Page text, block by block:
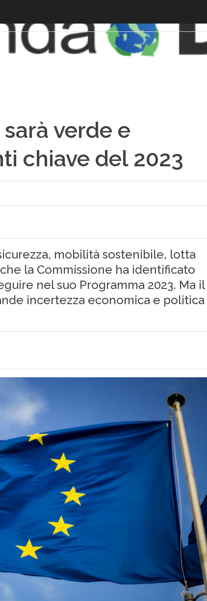
sarà verde e
chiave del 2023
mobilità sostenibile, lotta
la Commissione ha identificato
nel suo Programma 2023. Ma il
incertezza economica e politica